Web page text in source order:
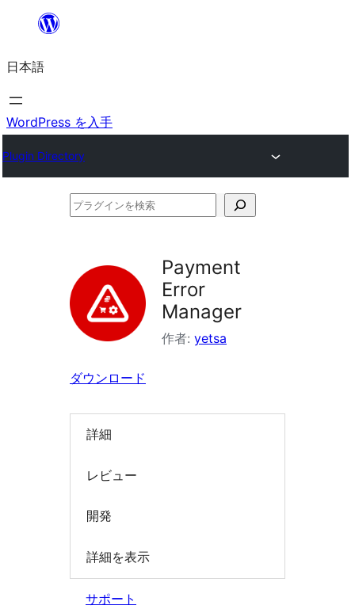
を
ス
キ
プ
日本語
WordPress を入手
Plugin Directory
プ
イ
ン
を
索
Payment
Error
Manager
作者: yetsa
ダウンロード
詳細
レビュー
開発
詳細を表示
サポート